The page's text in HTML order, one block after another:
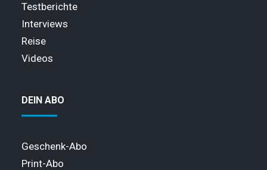
Testberichte
Interviews
Reise
Videos
DEIN ABO
Geschenk-Abo
Print-Abo